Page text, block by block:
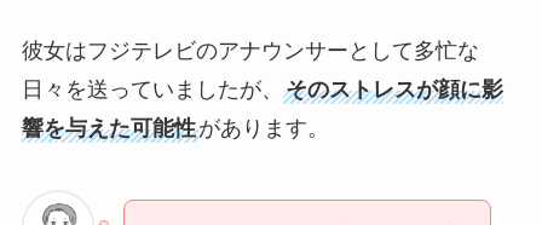
彼女はフジテレビのアナウンサーとして多忙な
日々を送っていましたが、 そのストレスが顔に影
響を与えた可能性があります。